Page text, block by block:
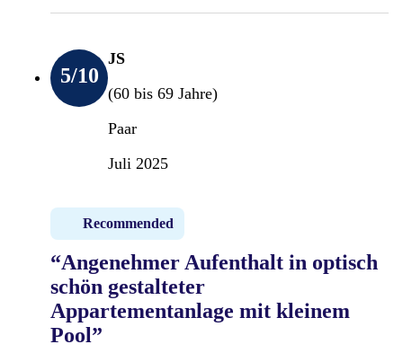
5/10
JS
(60 bis 69 Jahre)
Paar
Juli 2025
Recommended
“Angenehmer Aufenthalt in optisch
schön gestalteter
Appartementanlage mit kleinem
Pool”